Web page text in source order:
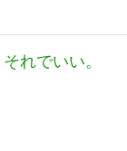
れでいい。